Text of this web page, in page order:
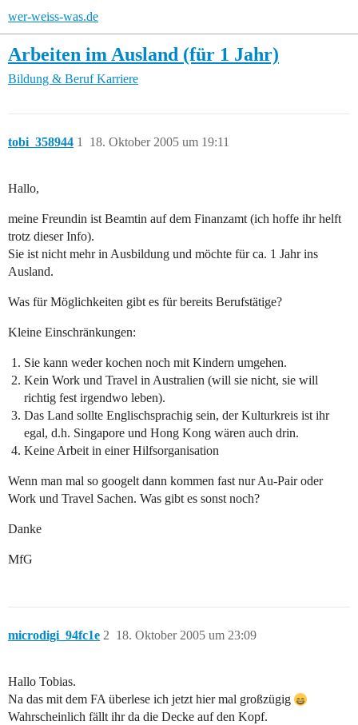
wer-weiss-was.de
Arbeiten im Ausland (für 1 Jahr)
Bildung & Beruf Karriere
tobi_358944 18. Oktober 2005 um 19:11
1
Hallo,
meine Freundin ist Beamtin auf dem Finanzamt (ich hoffe ihr helft
trotz dieser Info).
Sie ist nicht mehr in Ausbildung und möchte für ca. 1 Jahr ins
Ausland.
Was für Möglichkeiten gibt es für bereits Berufstätige?
Kleine Einschränkungen:
Sie kann weder kochen noch mit Kindern umgehen.
Kein Work und Travel in Australien (will sie nicht, sie will
richtig fest irgendwo leben).
Das Land sollte Englischsprachig sein, der Kulturkreis ist ihr
egal, d.h. Singapore und Hong Kong wären auch drin.
Keine Arbeit in einer Hilfsorganisation
Wenn man mal so googelt dann kommen fast nur Au-Pair oder
Work und Travel Sachen. Was gibt es sonst noch?
Danke
MfG
microdigi_94fc1e 18. Oktober 2005 um 23:09
2
Hallo Tobias.
Na das mit dem FA überlese ich jetzt hier mal großzügig
Wahrscheinlich fällt ihr da die Decke auf den Kopf.